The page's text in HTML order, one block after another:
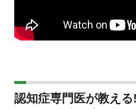
認知症専門医が教え